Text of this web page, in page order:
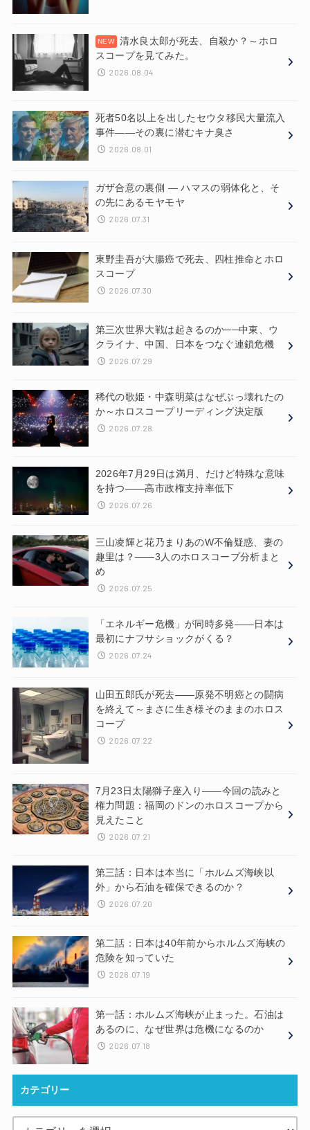
清水良太郎が死去、自殺か？～ホロ
スコープを見てみた。
2026.08.04
死者50名以上を出したセウタ移民大量流入
事件——その裏に潜むキナ臭さ
2026.08.01
ガザ合意の裏側 ― ハマスの弱体化と、そ
の先にあるモヤモヤ
2026.07.31
東野圭吾が大腸癌で死去、四柱推命とホロ
スコープ
2026.07.30
第三次世界大戦は起きるのか──中東、ウ
クライナ、中国、日本をつなぐ連鎖危機
2026.07.29
稀代の歌姫・中森明菜はなぜぶっ壊れたの
か～ホロスコープリーディング決定版
2026.07.28
2026年7月29日は満月、だけど特殊な意味
を持つ——高市政権支持率低下
2026.07.26
三山凌輝と花乃まりあのW不倫疑惑、妻の
趣里は？——3人のホロスコープ分析まと
め
2026.07.25
「エネルギー危機」が同時多発——日本は
最初にナフサショックがくる？
2026.07.24
山田五郎氏が死去——原発不明癌との闘病
を終えて～まさに生き様そのままのホロス
コープ
2026.07.22
7月23日太陽獅子座入り——今回の読みと
権力問題：福岡のドンのホロスコープから
見えたこと
2026.07.21
第三話：日本は本当に「ホルムズ海峡以
外」から石油を確保できるのか？
2026.07.20
第二話：日本は40年前からホルムズ海峡の
危険を知っていた
2026.07.19
第一話：ホルムズ海峡が止まった。石油は
あるのに、なぜ世界は危機になるのか
2026.07.18
カテゴリー